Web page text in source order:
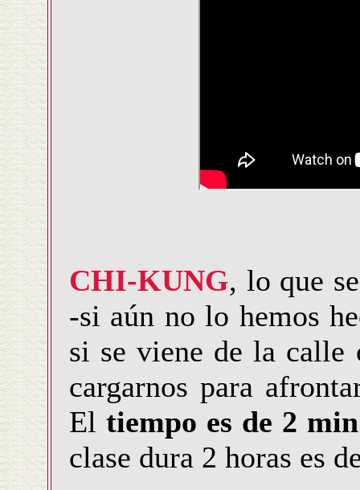
CHI-KUNG, lo que
-si aún no lo hemos
si se viene de la calle
cargarnos para
El tiempo es de 2 min
clase dura 2 horas es